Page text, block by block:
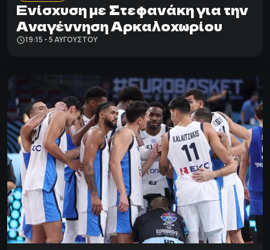
Ενίσχυση με Στεφανάκη για την
Αναγέννηση Αρκαλοχωρίου
19:15 - 5 ΑΥΓΟΎΣΤΟΥ